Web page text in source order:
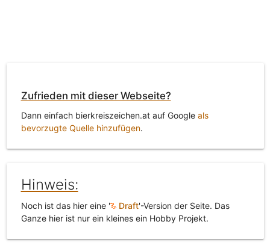
Zufrieden mit dieser Webseite?
Dann einfach bierkreiszeichen.at auf Google als
bevorzugte Quelle hinzufügen.
Hinweis:
Noch ist das hier eine ' Draft'-Version der Seite. Das
Ganze hier ist nur ein kleines ein Hobby Projekt.